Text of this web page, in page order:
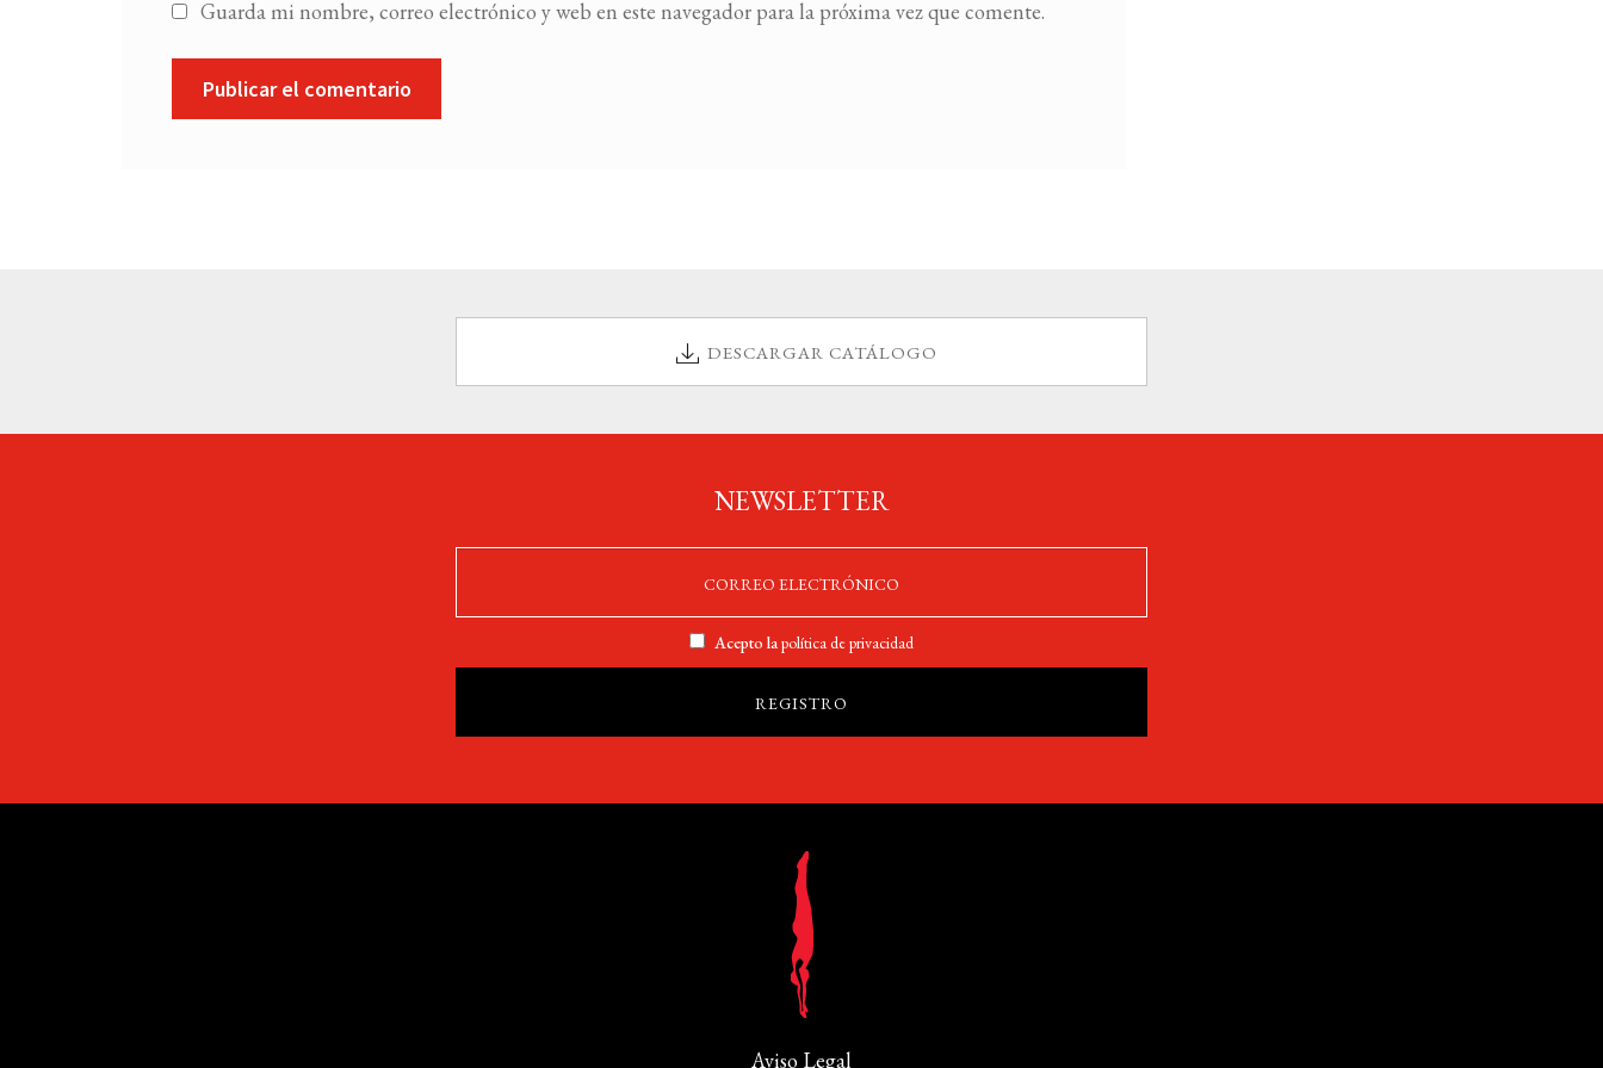
Guarda mi nombre, correo electrónico y web en este navegador para la próxima vez que comente.
DESCARGAR CATÁLOGO
NEWSLETTER
Acepto lapolítica de privacidad
Aviso Legal